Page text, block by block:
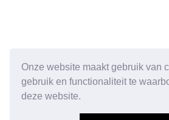
Onze website maakt gebruik van
gebruik en functionaliteit te
deze website.